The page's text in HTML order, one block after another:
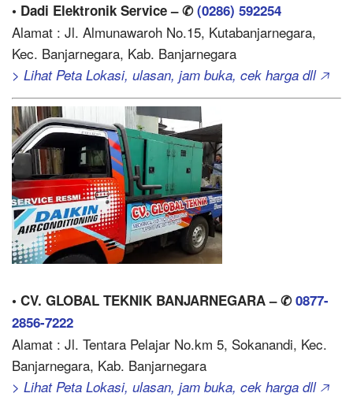
• Dadi Elektronik Service – ✆(0286) 592254
Alamat : Jl. Almunawaroh No.15, Kutabanjarnegara,
Kec. Banjarnegara, Kab. Banjarnegara
> Lihat Peta Lokasi, ulasan, jam buka, cek harga dll 🡥
• CV. GLOBAL TEKNIK BANJARNEGARA – ✆0877-
2856-7222
Alamat : Jl. Tentara Pelajar No.km 5, Sokanandi, Kec.
Banjarnegara, Kab. Banjarnegara
> Lihat Peta Lokasi, ulasan, jam buka, cek harga dll 🡥